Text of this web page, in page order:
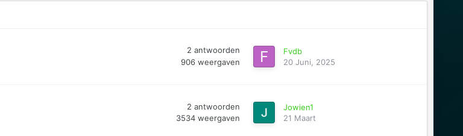
2 antwoorden
906 weergaven
Fvdb
20 Juni, 2025
2 antwoorden
3534 weergaven
Jowien1
21 Maart